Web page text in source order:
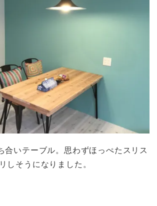
合いテーブル。思わずほっぺたスリス
リしそうになりました。